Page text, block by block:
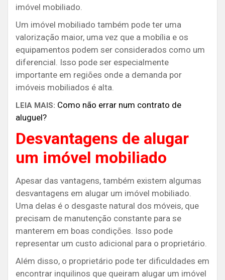
imóvel mobiliado.
Um imóvel mobiliado também pode ter uma
valorização maior, uma vez que a mobília e os
equipamentos podem ser considerados como um
diferencial. Isso pode ser especialmente
importante em regiões onde a demanda por
imóveis mobiliados é alta.
LEIA MAIS: Como não errar num contrato de
aluguel?
Desvantagens de alugar
um imóvel mobiliado
Apesar das vantagens, também existem algumas
desvantagens em alugar um imóvel mobiliado.
Uma delas é o desgaste natural dos móveis, que
precisam de manutenção constante para se
manterem em boas condições. Isso pode
representar um custo adicional para o proprietário.
Além disso, o proprietário pode ter dificuldades em
encontrar inquilinos que queiram alugar um imóvel